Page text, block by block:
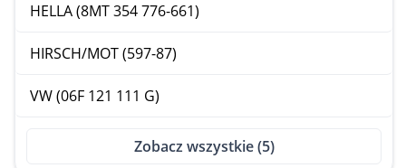
HELLA (8MT 354 776-661)
HIRSCH/MOT (597-87)
VW (06F 121 111 G)
Zobacz wszystkie (5)